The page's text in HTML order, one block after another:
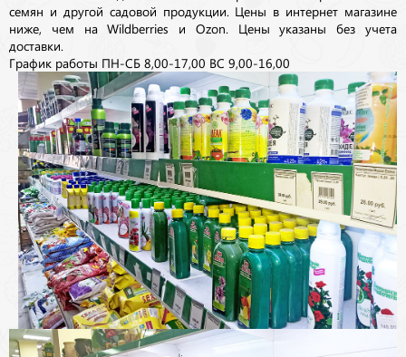
семян и другой садовой продукции. Цены в интернет магазине
ниже, чем на Wildberries и Ozon. Цены указаны без учета
доставки.
График работы ПН-СБ 8,00-17,00 ВС 9,00-16,00